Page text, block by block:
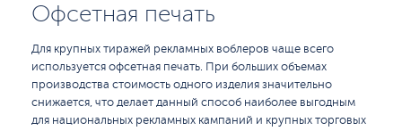
Офсетная печать
Для крупных тиражей рекламных воблеров чаще всего
используется офсетная печать. При больших объемах
производства стоимость одного изделия значительно
снижается, что делает данный способ наиболее выгодным
для национальных рекламных кампаний и крупных торговых